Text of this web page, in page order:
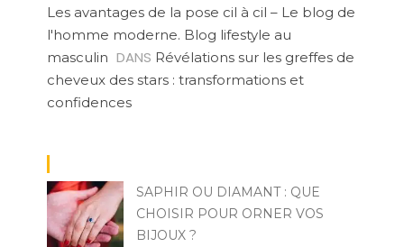
Les avantages de la pose cil à cil – Le blog de
l'homme moderne. Blog lifestyle au
masculin DANS Révélations sur les greffes de
cheveux des stars : transformations et
confidences
SAPHIR OU DIAMANT : QUE
CHOISIR POUR ORNER VOS
BIJOUX ?